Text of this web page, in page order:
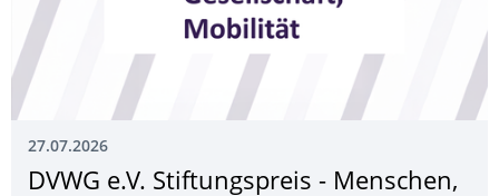
27.07.2026
DVWG e.V. Stiftungspreis - Menschen,